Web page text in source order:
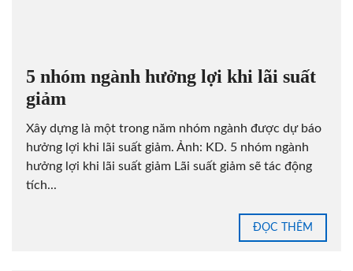
5 nhóm ngành hưởng lợi khi lãi suất
giảm
Xây dựng là một trong năm nhóm ngành được dự báo
hưởng lợi khi lãi suất giảm. Ảnh: KD. 5 nhóm ngành
hưởng lợi khi lãi suất giảm Lãi suất giảm sẽ tác động
tích...
ĐỌC THÊM